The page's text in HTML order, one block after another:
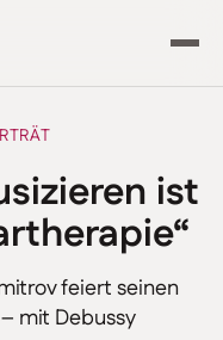
ist
feiert seinen
mit Debussy